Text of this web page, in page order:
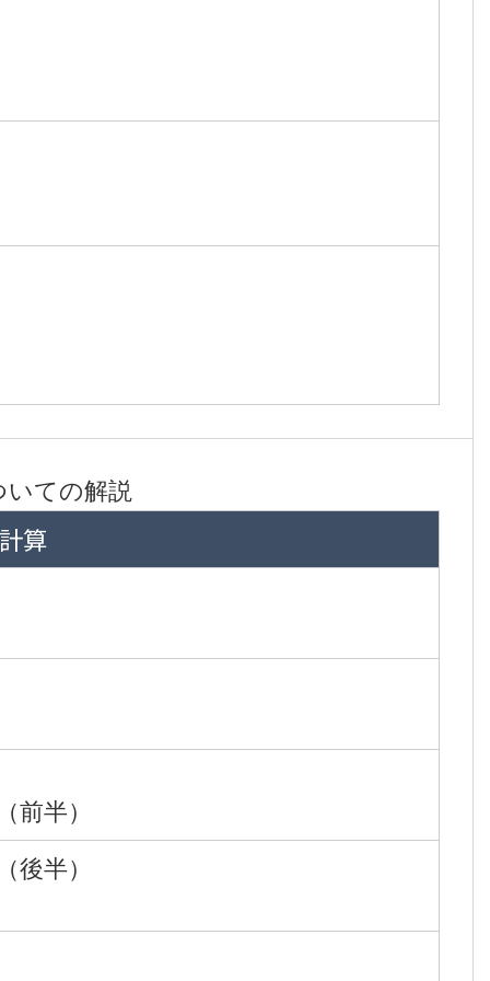
いての解説
算
前半）
後半）